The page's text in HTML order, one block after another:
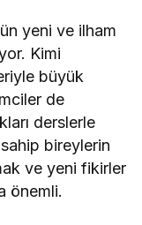
yeni ve ilham
Kimi
büyük
de
derslerle
bireylerin
ve yeni fikirler
önemli.